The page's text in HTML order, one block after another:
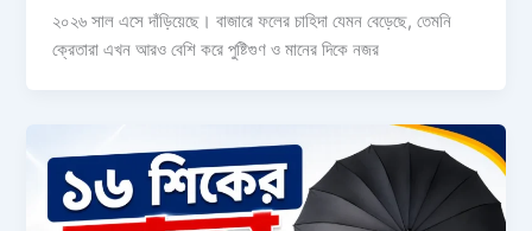
২০২৬ সাল এসে দাঁড়িয়েছে। বাজারে ফলের চাহিদা যেমন বেড়েছে, তেমনি
ক্রেতারা এখন আরও বেশি করে পুষ্টিগুণ ও মানের দিকে নজর